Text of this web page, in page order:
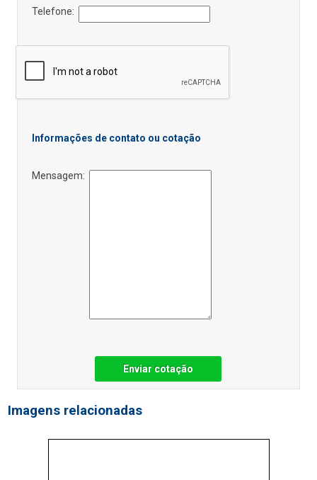
Telefone:
Informações de contato ou cotação
Mensagem:
Enviar cotação
Imagens relacionadas